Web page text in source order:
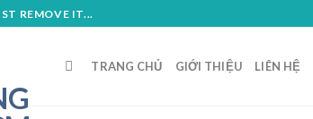
REMOVE IT...
TRANG CHỦ GIỚI THIỆU LIÊN HỆ